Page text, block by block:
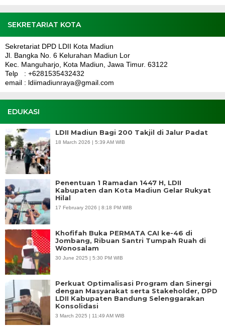
SEKRETARIAT KOTA
Sekretariat DPD LDII Kota Madiun
Jl. Bangka No. 6 Kelurahan Madiun Lor
Kec. Manguharjo, Kota Madiun, Jawa Timur. 63122
Telp : +6281535432432
email : ldiimadiunraya@gmail.com
EDUKASI
LDII Madiun Bagi 200 Takjil di Jalur Padat
18 March 2026 | 5:39 AM WIB
Penentuan 1 Ramadan 1447 H, LDII
Kabupaten dan Kota Madiun Gelar Rukyat
Hilal
17 February 2026 | 8:18 PM WIB
Khofifah Buka PERMATA CAI ke-46 di
Jombang, Ribuan Santri Tumpah Ruah di
Wonosalam
30 June 2025 | 5:30 PM WIB
Perkuat Optimalisasi Program dan Sinergi
dengan Masyarakat serta Stakeholder, DPD
LDII Kabupaten Bandung Selenggarakan
Konsolidasi
3 March 2025 | 11:49 AM WIB